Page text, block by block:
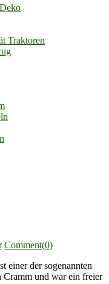
Traktoren
Comment(0)
einer der sogenannten
und war ein freier